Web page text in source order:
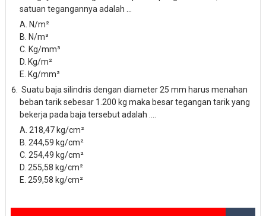
satuan tegangannya adalah ...
A. N/m²
B. N/m³
C. Kg/mm³
D. Kg/m²
E. Kg/mm²
Suatu baja silindris dengan diameter 25 mm harus menahan
beban tarik sebesar 1.200 kg maka besar tegangan tarik yang
bekerja pada baja tersebut adalah ....
A. 218,47 kg/cm²
B. 244,59 kg/cm²
C. 254,49 kg/cm²
D. 255,58 kg/cm²
E. 259,58 kg/cm²